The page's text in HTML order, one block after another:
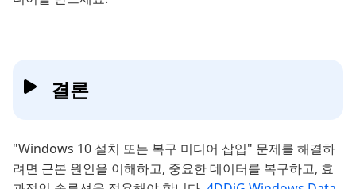
결론
"Windows 10 설치 또는 복구 미디어 삽입" 문제를 해결하
려면 근본 원인을 이해하고, 중요한 데이터를 복구하고, 효